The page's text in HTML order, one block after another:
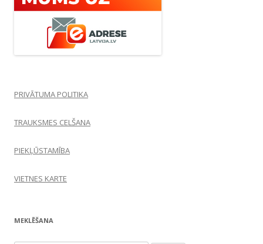
PRIVĀTUMA POLITIKA
TRAUKSMES CELŠANA
PIEKĻŪSTAMĪBA
VIETNES KARTE
MEKLĒŠANA